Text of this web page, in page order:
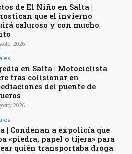
de El Niño en Salta |
que el invierno
caluroso y con mucho
2026
en Salta | Motociclista
tras colisionar en
del puente de
2026
| Condenan a expolicía que
«piedra, papel o tijera» para
quién transportaba droga